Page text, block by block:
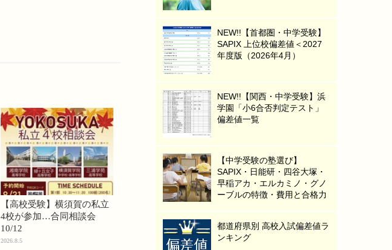
【高校受験】横須賀の私立
4校が参加…合同相談会
10/12
2026.8.5
NEW!!【首都圏・中学受験】
SAPIX 上位校偏差値＜2027
年度版（2026年4月）
NEW!!【関西・中学受験】浜
学園「小6合否判定テスト」
偏差値一覧
【中学受験の塾選び】
SAPIX・日能研・四谷大塚・
早稲アカ・エルカミノ・グノ
ーブルの特徴・費用と合格力
都道府県別 高校入試偏差値ラ
ンキング